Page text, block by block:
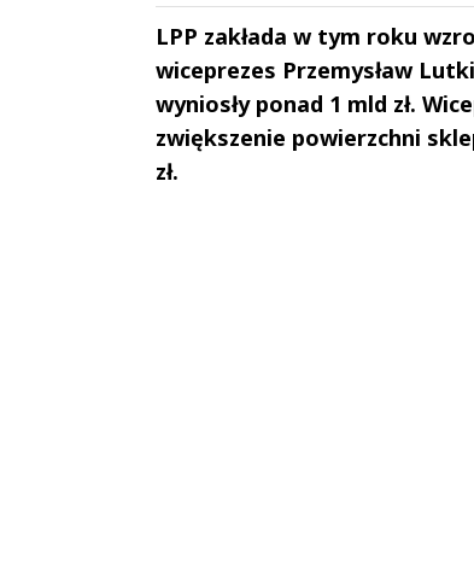
LPP zakłada w tym roku
wiceprezes Przemysław
wyniosły ponad 1 mld zł.
zwiększenie powierzchni
zł.Andrzej i Marta